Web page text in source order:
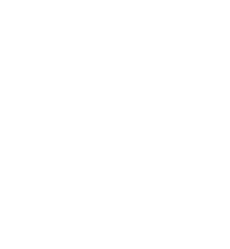
Tinggi dengan